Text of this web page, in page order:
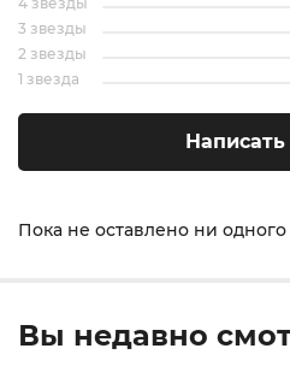
Пока не оставлено ни одного
3 звезды
2 звезды
1 звезда
Вы недавно